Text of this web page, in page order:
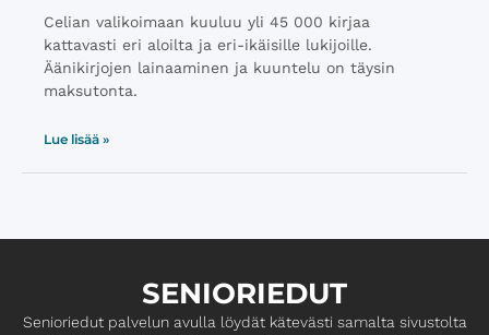
Celian valikoimaan kuuluu yli 45 000 kirjaa
kattavasti eri aloilta ja eri-ikäisille lukijoille.
Äänikirjojen lainaaminen ja kuuntelu on täysin
maksutonta.
Lue lisää »
SENIORIEDUT
Senioriedut palvelun avulla löydät kätevästi samalta ​sivustolta